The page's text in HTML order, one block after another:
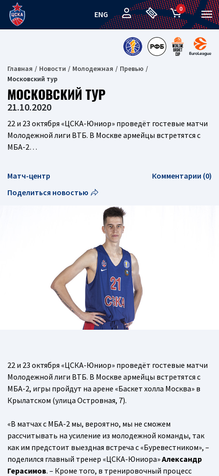
ENG
0
Главная Новости Молодежная
Превью
Московский тур
МОСКОВСКИЙ ТУР
21.10.2020
22 и 23 октября «ЦСКА-Юниор» проведёт гостевые матчи
Молодежной лиги ВТБ. В Москве армейцы встретятся с
МБА-2…
Матч-центр
Комментарии (0)
Поделиться новостью
22 и 23 октября «ЦСКА-Юниор» проведёт гостевые матчи
Молодежной лиги ВТБ. В Москве армейцы встретятся с
МБА-2, игры пройдут на арене «Баскет холла Москва» в
Крылатском (улица Островная, 7).
«В матчах с МБА-2 мы, вероятно, мы не сможем
рассчитывать на усиление из молодежной команды, так
как им предстоит выездная встреча с «Буревестником», –
поделился главный тренер «ЦСКА-Юниора»Александр
Герасимов. – Кроме того, в тренировочный процесс